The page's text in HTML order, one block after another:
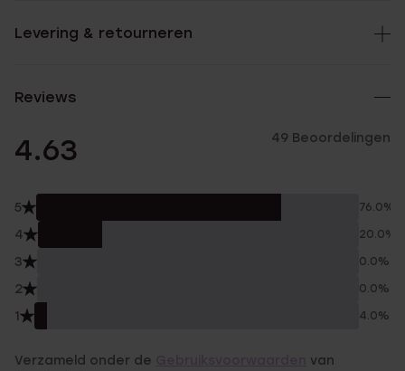
Levering & retourneren
Reviews
4.63 49 Beoordelingen
5 76.0%
4 20.0%
3 0.0%
2 0.0%
1 4.0%
Verzameld onder de
van